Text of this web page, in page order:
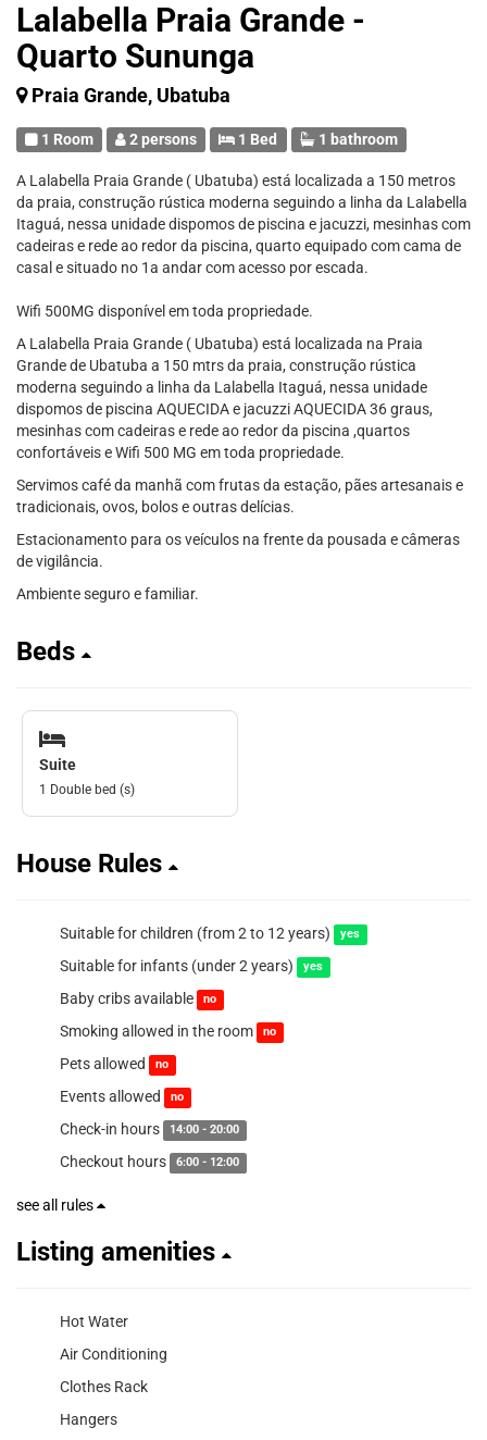
Lalabella Praia Grande -
Quarto Sununga
Praia Grande, Ubatuba
1 Room 2 persons 1 Bed 1 bathroom
A Lalabella Praia Grande ( Ubatuba) está localizada a 150 metros
da praia, construção rústica moderna seguindo a linha da Lalabella
Itaguá, nessa unidade dispomos de piscina e jacuzzi, mesinhas com
cadeiras e rede ao redor da piscina, quarto equipado com cama de
casal e situado no 1a andar com acesso por escada.
Wifi 500MG disponível em toda propriedade.
A Lalabella Praia Grande ( Ubatuba) está localizada na Praia
Grande de Ubatuba a 150 mtrs da praia, construção rústica
moderna seguindo a linha da Lalabella Itaguá, nessa unidade
dispomos de piscina AQUECIDA e jacuzzi AQUECIDA 36 graus,
mesinhas com cadeiras e rede ao redor da piscina ,quartos
confortáveis e Wifi 500 MG em toda propriedade.
Servimos café da manhã com frutas da estação, pães artesanais e
tradicionais, ovos, bolos e outras delícias.
Estacionamento para os veículos na frente da pousada e câmeras
de vigilância.
Ambiente seguro e familiar.
Beds
Suite
1 Double bed (s)
House Rules
Suitable for children (from 2 to 12 years) yes
Suitable for infants (under 2 years) yes
Baby cribs available no
Smoking allowed in the room no
Pets allowed no
Events allowed no
Check-in hours 14:00 - 20:00
Checkout hours 6:00 - 12:00
see all rules
Listing amenities
Hot Water
Air Conditioning
Clothes Rack
Hangers